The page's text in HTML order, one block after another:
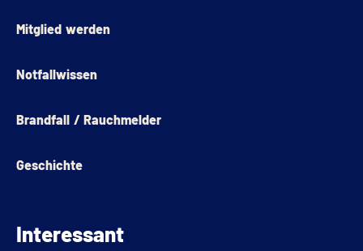
Mitglied werden
Notfallwissen
Brandfall / Rauchmelder
Geschichte
Interessant